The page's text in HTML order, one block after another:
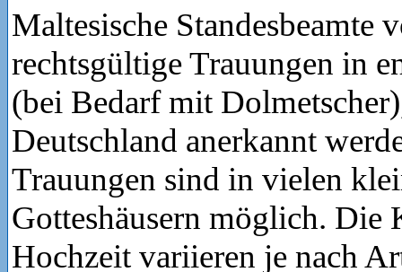
Maltesische Standesbeamte
rechtsgültige Trauungen in
(bei Bedarf mit
Deutschland anerkannt
Trauungen sind in vielen
Gotteshäusern möglich. Die
Hochzeit variieren je nach